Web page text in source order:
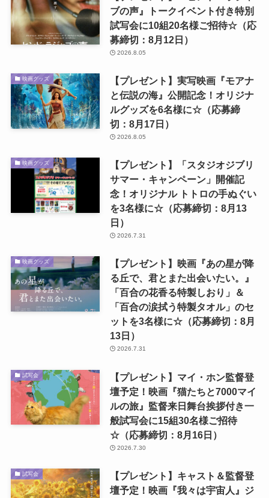
ブの声』トークイベント付き特別
試写会に10組20名様ご招待☆（応
募締切：8月12日）
2026.8.05
映画グッズ
【プレゼント】実写映画『モアナ
と伝説の海』公開記念！オリジナ
ルグッズを6名様に☆（応募締
切：8月17日）
2026.8.05
映画グッズ
【プレゼント】「スタジオジブリ
サマー・キャンペーン」開催記
念！オリジナル トトロの手ぬぐい
を3名様に☆（応募締切：8月13
日）
2026.7.31
映画グッズ
【プレゼント】映画『あの星が降
る丘で、君とまた出会いたい。』
「百合の花香る特製しおり」＆
「百合の涙拭う特製タオル」のセ
ットを3名様に☆（応募締切：8月
13日）
2026.7.31
試写会
【プレゼント】マイ・ホン監督登
壇予定！映画『猫たちと7000マイ
ルの旅』監督来日舞台挨拶付き一
般試写会に15組30名様ご招待
☆（応募締切：8月16日）
2026.7.30
試写会
【プレゼント】キャスト＆監督登
壇予定！映画『我々は宇宙人』ジ